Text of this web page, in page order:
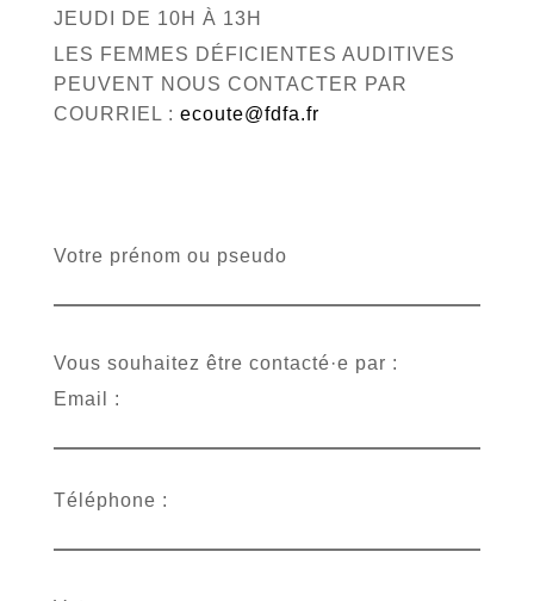
JEUDI DE 10H À 13H
LES FEMMES DÉFICIENTES AUDITIVES
PEUVENT NOUS CONTACTER PAR
COURRIEL : ecoute@fdfa.fr
Votre prénom ou pseudo
Vous souhaitez être contacté·e par :
Email :
Téléphone :